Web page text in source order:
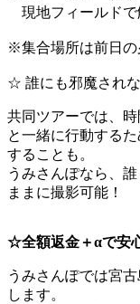
現地フィールドで
※集合場所は前日の
☆ 誰にも邪魔され
共同ツアーでは、
と一緒に行動する
することも。
うみさんぽなら、
ままに撮影可能！
☆全額返金＋αで安
うみさんぽでは宮
します。